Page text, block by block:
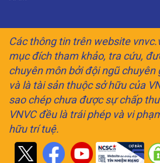
Các thông tin trên website
mục đích tham khảo, tra cứu,
chuyên môn bởi đội ngũ chuyên
và là tài sản thuộc sở hữu của
sao chép chưa được sự chấp
VNVC đều là trái phép và vi
hữu trí tuệ.